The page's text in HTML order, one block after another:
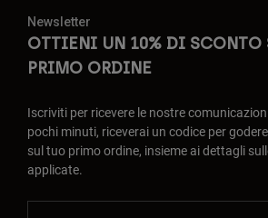
Newsletter
OTTIENI UN 10% DI SCONTO
PRIMO ORDINE
Iscriviti per ricevere le nostre
pochi minuti, riceverai un codice per
sul tuo primo ordine, insieme ai dettagli
applicate.